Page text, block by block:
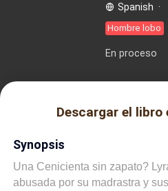
Spanish ·
Hombre lobo
En proceso
Descargar el
Synopsis
Una Cenicienta sin zapato?
abusada por su madrastra y